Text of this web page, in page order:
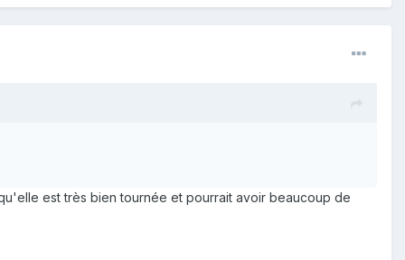
est très bien tournée et pourrait avoir beaucoup de